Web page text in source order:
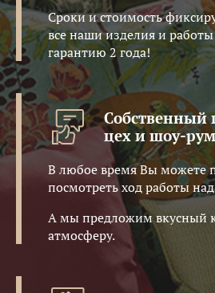
Сроки и стоимость
все наши изделия и
гарантию 2 года!
цех и шоу-
В любое время Вы можете
посмотреть ход работы
А мы предложим вкусный
атмосферу.